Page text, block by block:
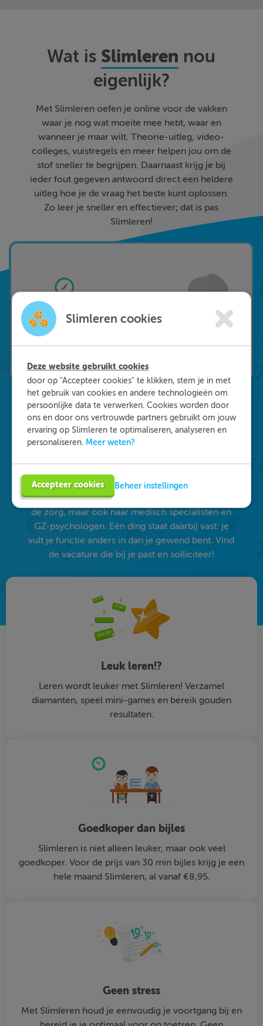
Wat is Slimleren nou
eigenlijk?
Met Slimleren oefen je online voor de vakken
waar je nog wat moeite mee hebt, waar en
wanneer je maar wilt. Theorie-uitleg, video-
colleges, vuistregels en meer helpen jou om de
stof sneller te begrijpen. Daarnaast krijg je bij
ieder fout gegeven antwoord direct een heldere
uitleg hoe je de vraag het beste kunt oplossen.
Zo leer je sneller en effectiever; dat is pas
Slimleren!
Waarom kiezen voor
Onderdeel worden van ons multidisciplinaire
team? Dat kan! We zijn op zoek naar starters in
de zorg, maar ook naar medisch specialisten en
GZ-psychologen. Eén ding staat daarbij vast: je
vult je functie anders in dan je gewend bent. Vind
de vacature die bij je past en solliciteer!
Leuk leren!?
Leren wordt leuker met Slimleren! Verzamel
diamanten, speel mini-games en bereik gouden
resultaten.
Goedkoper dan bijles
Slimleren is niet alleen leuker, maar ook veel
goedkoper. Voor de prijs van 30 min bijles krijg je een
hele maand Slimleren, al vanaf €8,95.
Geen stress
Met Slimleren houd je eenvoudig je voortgang bij en
Slimleren cookies
Deze website gebruikt cookies
door op "Accepteer cookies" te klikken, stem je in met
het gebruik van cookies en andere technologieën om
persoonlijke data te verwerken. Cookies worden door
ons en door ons vertrouwde partners gebruikt om jouw
ervaring op Slimleren te optimaliseren, analyseren en
personaliseren. Meer weten?
Accepteer cookies Beheer instellingen